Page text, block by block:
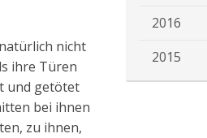
nicht
ihre Türen
und getötet
bei ihnen
zu ihnen,
2016
2015